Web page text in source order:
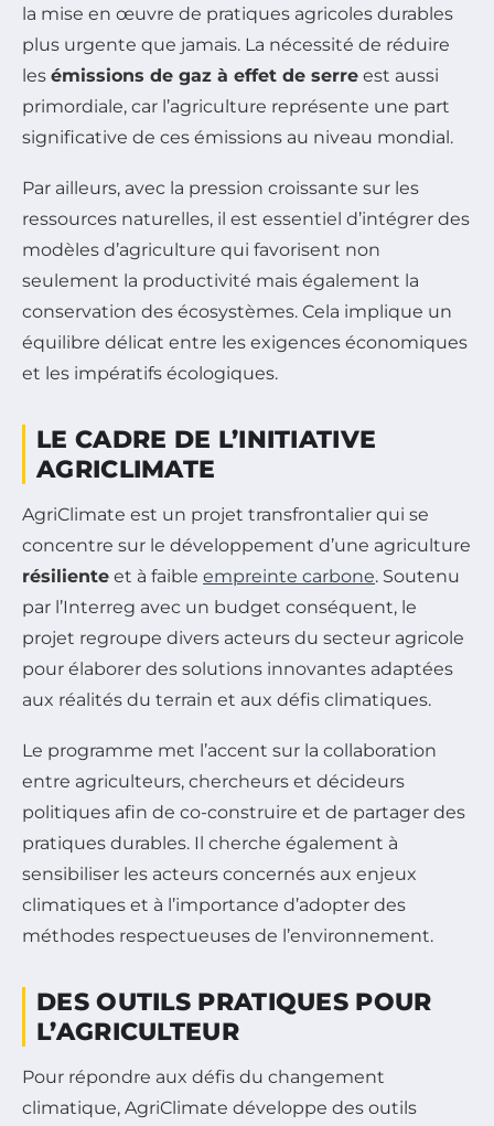
la mise en œuvre de pratiques agricoles durables
plus urgente que jamais. La nécessité de réduire
les émissions de gaz à effet de serre est aussi
primordiale, car l’agriculture représente une part
significative de ces émissions au niveau mondial.
Par ailleurs, avec la pression croissante sur les
ressources naturelles, il est essentiel d’intégrer des
modèles d’agriculture qui favorisent non
seulement la productivité mais également la
conservation des écosystèmes. Cela implique un
équilibre délicat entre les exigences économiques
et les impératifs écologiques.
LE CADRE DE L’INITIATIVE
AGRICLIMATE
AgriClimate est un projet transfrontalier qui se
concentre sur le développement d’une agriculture
résiliente et à faible empreinte carbone. Soutenu
par l’Interreg avec un budget conséquent, le
projet regroupe divers acteurs du secteur agricole
pour élaborer des solutions innovantes adaptées
aux réalités du terrain et aux défis climatiques.
Le programme met l’accent sur la collaboration
entre agriculteurs, chercheurs et décideurs
politiques afin de co-construire et de partager des
pratiques durables. Il cherche également à
sensibiliser les acteurs concernés aux enjeux
climatiques et à l’importance d’adopter des
méthodes respectueuses de l’environnement.
DES OUTILS PRATIQUES POUR
L’AGRICULTEUR
Pour répondre aux défis du changement
climatique, AgriClimate développe des outils